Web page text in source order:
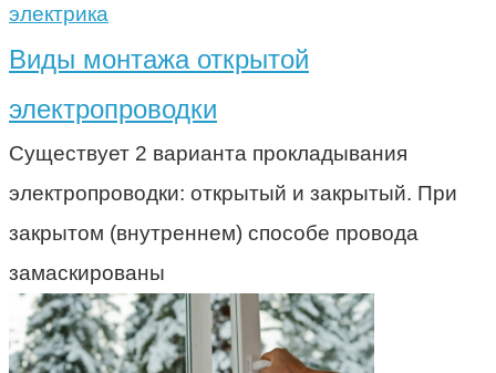
электрика
Виды монтажа открытой
электропроводки
Существует 2 варианта прокладывания
электропроводки: открытый и закрытый. При
закрытом (внутреннем) способе провода
замаскированы